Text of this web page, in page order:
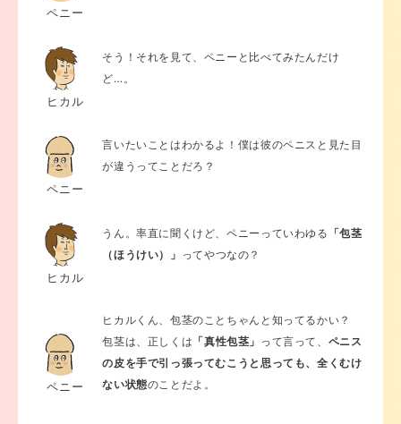
ペニー
ヒカル
そう！それを見て、ペニーと比べてみたんだけ
ど…。
ペニー
言いたいことはわかるよ！僕は彼のペニスと見た目
が違うってことだろ？
ヒカル
うん。率直に聞くけど、ペニーっていわゆる 「包茎
（ほうけい）」 ってやつなの？
ペニー
ヒカルくん、包茎のことちゃんと知ってるかい？
包茎は、正しくは 「真性包茎」 って言って、 ペニス
の皮を手で引っ張ってむこうと思っても、全くむけ
ない状態のことだよ。